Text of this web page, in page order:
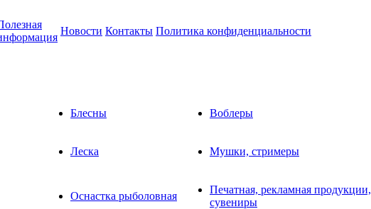
Новости Контакты Политика конфиденциальности
Блесны Воблеры
Леска Мушки, стримеры
Оснастка рыболовная
Печатная, рекламная продукции,
сувениры